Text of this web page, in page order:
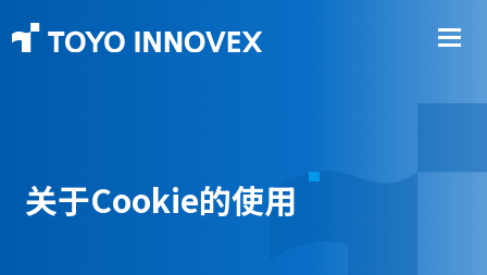
关于Cookie的使用